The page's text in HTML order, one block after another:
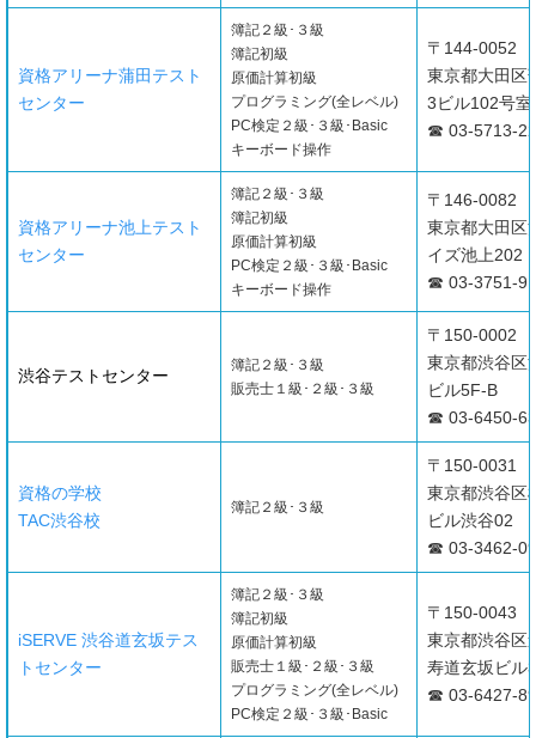
資格アリーナ蒲田テスト
センター
簿記２級･３級
簿記初級
原価計算初級
プログラミング(全レベル)
PC検定２級･３級･Basic
キーボード操作
〒144-0052
東京都大田
3ビル102号室
☎ 03-5713-
資格アリーナ池上テスト
センター
簿記２級･３級
簿記初級
原価計算初級
PC検定２級･３級･Basic
キーボード操作
〒146-0082
東京都大田
イズ池上202
☎ 03-3751-
渋谷テストセンター
簿記２級･３級
販売士１級･２級･３級
〒150-0002
東京都渋谷
ビル5F-B
☎ 03-6450-
資格の学校
TAC渋谷校
簿記２級･３級
〒150-0031
東京都渋谷
ビル渋谷02
☎ 03-3462-
iSERVE 渋谷道玄坂テス
トセンター
簿記２級･３級
簿記初級
原価計算初級
販売士１級･２級･３級
プログラミング(全レベル)
PC検定２級･３級･Basic
〒150-0043
東京都渋谷
寿道玄坂ビル
☎ 03-6427-